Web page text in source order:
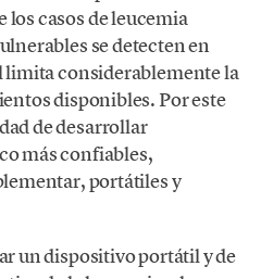
los casos de leucemia
se detecten en
limita considerablemente la
disponibles. Por este
de desarrollar
más confiables,
portátiles y
un dispositivo portátil y de